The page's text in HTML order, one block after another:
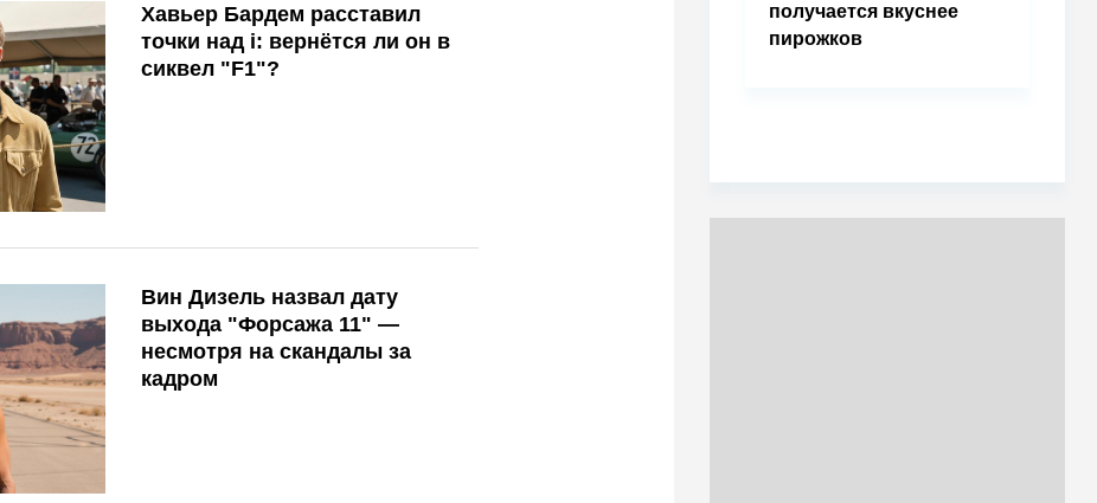
Хавьер Бардем расставил
точки над i: вернётся ли он в
сиквел "F1"?
Вин Дизель назвал дату
выхода "Форсажа 11" —
несмотря на скандалы за
кадром
получается вкуснее
пирожков